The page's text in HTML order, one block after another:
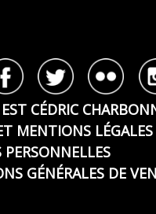
CÉDRIC
MENTIONS LÉGALES
PERSONNELLES
GÉNÉRALES DE